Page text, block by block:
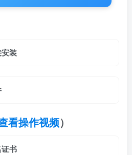
装
看操作视频）
书